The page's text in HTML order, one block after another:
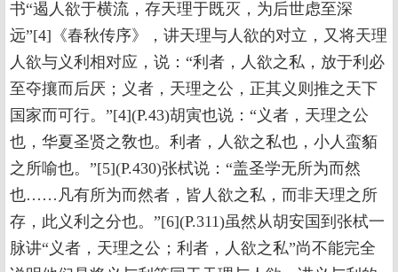
书“遏人欲于横流，存天理于既灭，为后世虑至深
远”[4]《春秋传序》，讲天理与人欲的对立，又将天理
人欲与义利相对应，说：“利者，人欲之私，放于利必
至夺攘而后厌；义者，天理之公，正其义则推之天下
国家而可行。”[4](P.43)胡寅也说：“义者，天理之公
也，华夏圣贤之敎也。利者，人欲之私也，小人蛮貊
之所喻也。”[5](P.430)张栻说：“盖圣学无所为而然
也……凡有所为而然者，皆人欲之私，而非天理之所
存，此义利之分也。”[6](P.311)虽然从胡安国到张栻一
脉讲“义者，天理之公；利者，人欲之私”尚不能完全